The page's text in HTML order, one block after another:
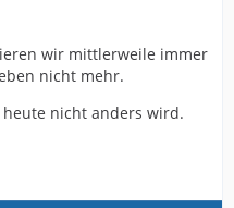
wir mittlerweile immer
nicht mehr.
nicht anders wird.